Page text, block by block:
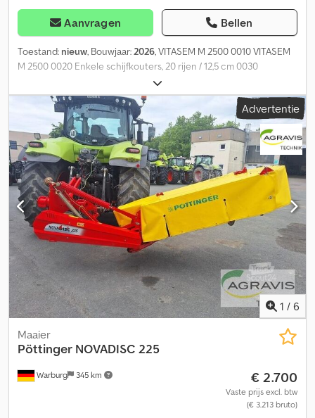
Aanvragen Bellen
Toestand: nieuw, Bouwjaar: 2026, VITASEM M 2500 0010 VITASEM
M 2500 0020 Enkele schijfkouters, 20 rijen / 12,5 cm 0030
Uitrusting VITASEM M 2500 0040 COMPASS voor mechanische
doseeraandrijving 0050 Elektrische afdraai-ondersteuning 0060
Accukabel voor stroomvoorziening 0070 Trekhaakweegschaal
0080 Spuitpadrij signaal van spoorwiel bij mechanische 0090
doseeraandrijving 0100 Symmetrische spuitpadrijkoppeling 0110
Spuitpadrij breedte 0120 Spuitpad spoorbreedte 1,5 m 0130
Drukrollen voor enkele schijfkouter Rz 20 0140 Nazaadtand,
enkelrij, individueel geveerd 0150 Draaiende roeras 0160 Werk-
en zaaikast verlichtingspakket 0170 Kabelverlenging COMPASS 2
m, 18-polig Dcsdpfxszfw D Ij Ag Hsk 3 rijen per spoorpad
Advertentie
1 / 6
Warburg 345 km
Maaier
Pöttinger NOVADISC 225
€ 2.700
Vaste prijs excl. btw
(€ 3.213 bruto)